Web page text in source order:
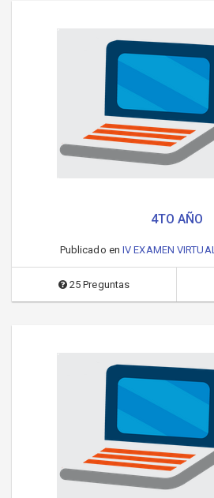
4TO AÑO
Publicado enIV EXAMEN VIRTUAL
25 Preguntas